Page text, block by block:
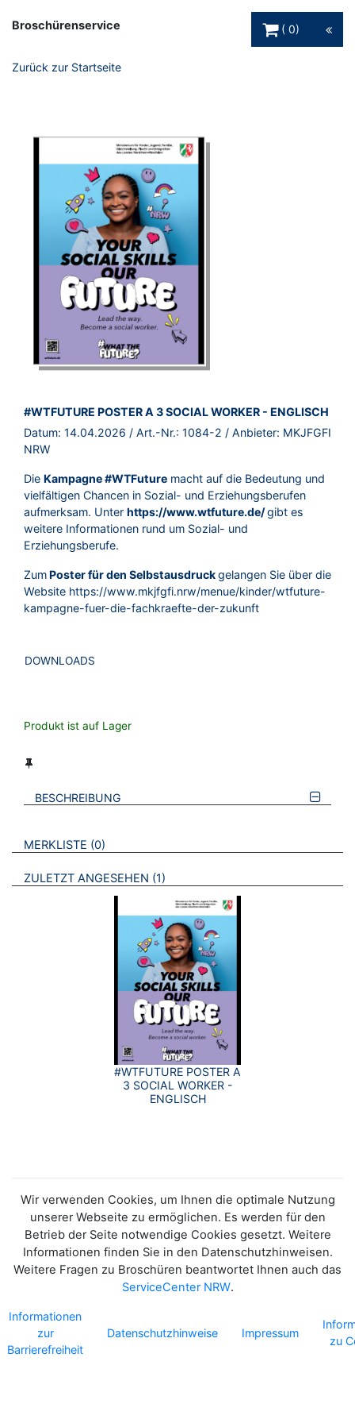
Broschürenservice
0
Zurück zur Startseite
BROSCHÜRE:
#WTFUTURE POSTER A 3 SOCIAL WORKER - ENGLISCH
Datum: 14.04.2026 / Art.-Nr.: 1084-2 / Anbieter: MKJFGFI
NRW
Die Kampagne #WTFuture macht auf die Bedeutung und
vielfältigen Chancen in Sozial- und Erziehungsberufen
aufmerksam. Unter https://www.wtfuture.de/gibt es
weitere Informationen rund um Sozial- und
Erziehungsberufe.
ZumPoster für den Selbstausdruckgelangen Sie über die
Website https://www.mkjfgfi.nrw/menue/kinder/wtfuture-
kampagne-fuer-die-fachkraefte-der-zukunft
DOWNLOADS
Produkt ist auf Lager
BESCHREIBUNG
VERWEISE AUF VERMERKTE- ODER ZULETZT ANGESEHENE
MERKLISTE 0 BROSCHÜREN
ZULETZT ANGESEHEN 1 BROSCHÜREN
#WTFUTURE POSTER A
3 SOCIAL WORKER -
ENGLISCH
Wir verwenden Cookies, um Ihnen die optimale Nutzung
unserer Webseite zu ermöglichen. Es werden für den
Betrieb der Seite notwendige Cookies gesetzt. Weitere
Informationen finden Sie in den Datenschutzhinweisen.
Weitere Fragen zu Broschüren beantwortet Ihnen auch das
ServiceCenter NRW.
Informationen
zur
Barrierefreiheit
Datenschutzhinweise Impressum
zu